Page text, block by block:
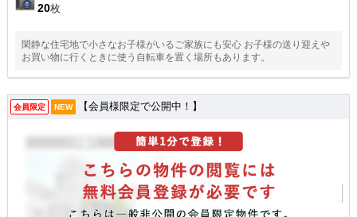
20枚
閑静な住宅地で小さなお子様がいるご家族にも安心 お子様の送り迎えや
お買い物に行くときに使う自転車を置く場所もあります。
会員限定 NEW 【会員様限定で公開中！】